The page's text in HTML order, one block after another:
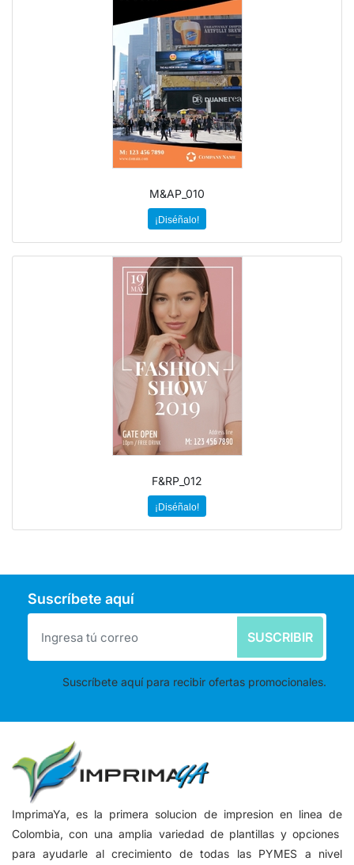
M&AP_010
¡Diséñalo!
F&RP_012
¡Diséñalo!
Suscríbete aquí
SUSCRIBIR
Suscríbete aquí para recibir ofertas promocionales.
ImprimaYa, es la primera solucion de impresion en linea de
Colombia, con una amplia variedad de plantillas y opciones
para ayudarle al crecimiento de todas las PYMES a nivel